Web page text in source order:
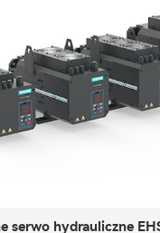
serwo hydrauliczne